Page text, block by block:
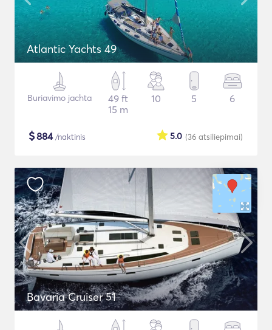
Atlantic Yachts 49
Buriavimo jachta
49 ft
15 m
10 5 6
$884/naktinis (36 atsiliepimai)
5.0
Bavaria Cruiser 51